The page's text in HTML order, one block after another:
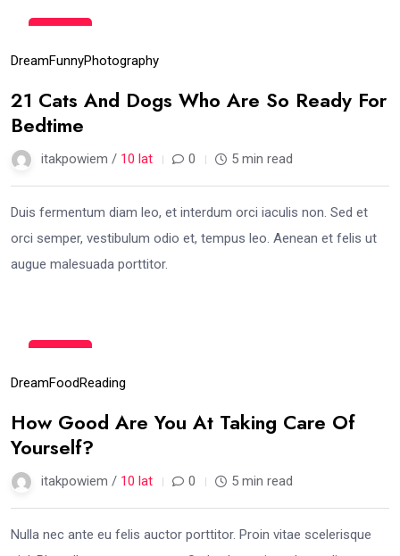
gru
DreamFunnyPhotography
21 Cats And Dogs Who Are So Ready For
Bedtime
itakpowiem / 10 lat 0 5 min read
Duis fermentum diam leo, et interdum orci iaculis non. Sed et
orci semper, vestibulum odio et, tempus leo. Aenean et felis ut
augue malesuada porttitor.
gru
DreamFood Reading
How Good Are You At Taking Care Of
Yourself?
itakpowiem / 10 lat 0 5 min read
Nulla nec ante eu felis auctor porttitor. Proin vitae scelerisque